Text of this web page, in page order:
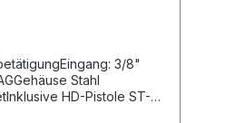
3/8"
Stahl
HD-Pistole ST-